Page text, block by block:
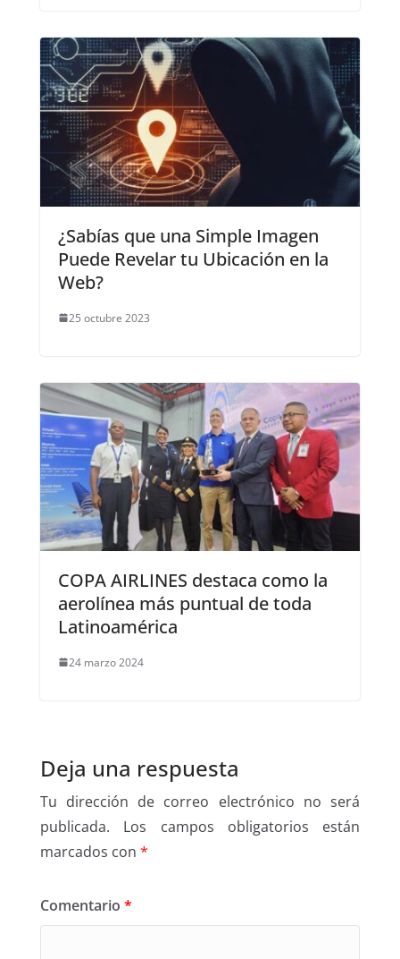
¿Sabías que una Simple Imagen
Puede Revelar tu Ubicación en la
Web?
25 octubre 2023
COPA AIRLINES destaca como la
aerolínea más puntual de toda
Latinoamérica
24 marzo 2024
Deja una respuesta
Tu dirección de correo electrónico no será
publicada.
Los campos obligatorios están
marcados con *
Comentario *